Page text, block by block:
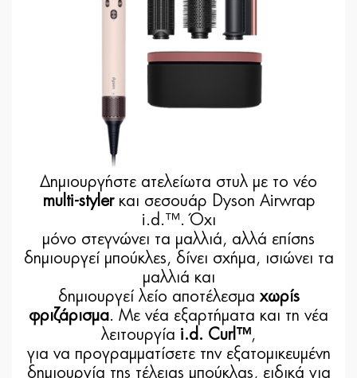
Δημιουργήστε ατελείωτα στυλ με το νέο
multi-stylerκαι σεσουάρ Dyson Airwrap
i.d.™. Όχι
μόνο στεγνώνει τα μαλλιά, αλλά επίσης
δημιουργεί μπούκλες, δίνει σχήμα, ισιώνει τα
μαλλιά και
δημιουργεί λείο αποτέλεσμαχωρίς
φριζάρισμα. Με νέα εξαρτήματα και τη νέα
λειτουργία i.d. Curl™,
για να προγραμματίσετε την εξατομικευμένη
δημιουργία της τέλειας μπούκλας, ειδικά για